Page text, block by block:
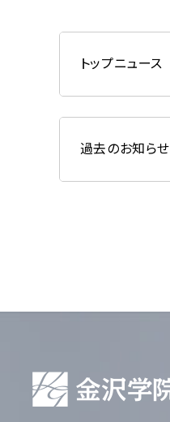
トップニュース
過去のお知らせ